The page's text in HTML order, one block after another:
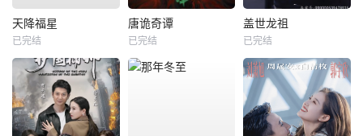
天降福星
已完结
唐诡奇谭
已完结
盖世龙祖
已完结